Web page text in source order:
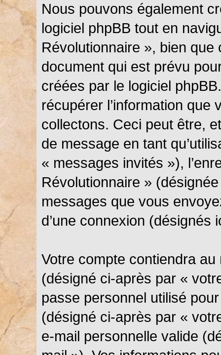
Nous pouvons également
logiciel phpBB tout en
Révolutionnaire », bien
document qui est prévu
créées par le logiciel
récupérer l’information
collectons. Ceci peut être,
de message en tant
« messages invités »),
Révolutionnaire »
messages que vous
d’une connexion
Votre compte contiendra
(désigné ci-après par «
passe personnel utilisé
(désigné ci-après par «
e-mail personnelle valide